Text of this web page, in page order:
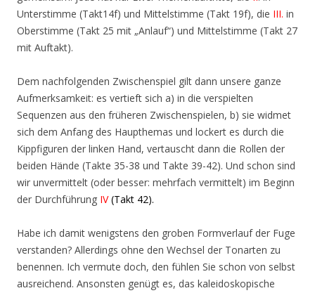
Unterstimme (Takt14f) und Mittelstimme (Takt 19f), die III. in
Oberstimme (Takt 25 mit „Anlauf“) und Mittelstimme (Takt 27
mit Auftakt).
Dem nachfolgenden Zwischenspiel gilt dann unsere ganze
Aufmerksamkeit: es vertieft sich a) in die verspielten
Sequenzen aus den früheren Zwischenspielen, b) sie widmet
sich dem Anfang des Haupthemas und lockert es durch die
Kippfiguren der linken Hand, vertauscht dann die Rollen der
beiden Hände (Takte 35-38 und Takte 39-42). Und schon sind
wir unvermittelt (oder besser: mehrfach vermittelt) im Beginn
der Durchführung IV(Takt 42).
Habe ich damit wenigstens den groben Formverlauf der Fuge
verstanden? Allerdings ohne den Wechsel der Tonarten zu
benennen. Ich vermute doch, den fühlen Sie schon von selbst
ausreichend. Ansonsten genügt es, das kaleidoskopische